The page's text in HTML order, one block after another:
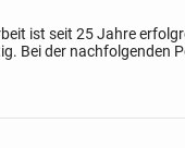
ist seit 25 Jahre
Bei der nachfolgenden